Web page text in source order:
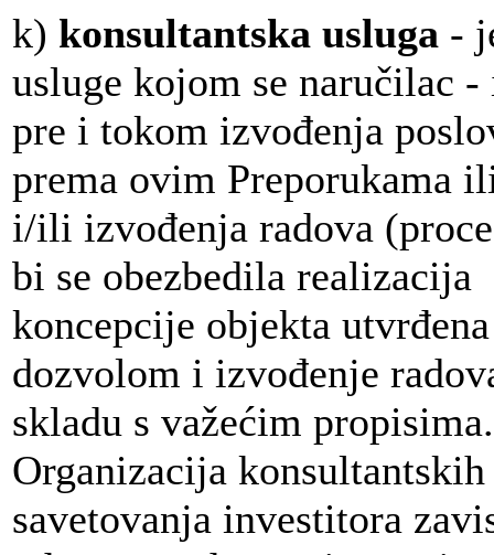
k) konsultantska usluga -
usluge kojom se naručilac
pre i tokom izvođenja
prema ovim Preporukama
i/ili izvođenja radova
bi se obezbedila realizacija
koncepcije objekta
dozvolom i izvođenje
skladu s važećim propisima.
Organizacija
savetovanja investitora